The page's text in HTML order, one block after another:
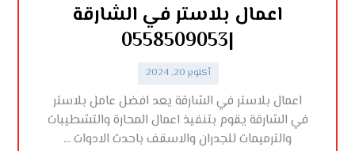
اعمال بلاستر في الشارقة
|0558509053
أكتوبر 20, 2024
اعمال بلاستر في الشارقة يعد افضل عامل بلاستر
في الشارقة يقوم بتنفيذ اعمال المحارة والتشطيبات
والترميمات للجدران والاسقف باحدث الادوات ...